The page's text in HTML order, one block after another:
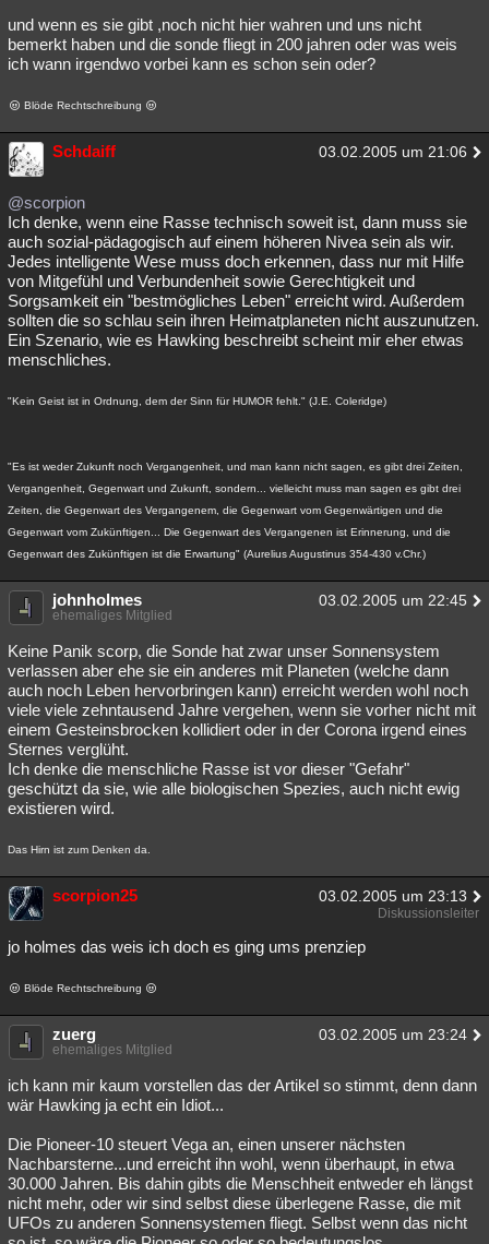
und wenn es sie gibt ,noch nicht hier wahren und uns nicht
bemerkt haben und die sonde fliegt in 200 jahren oder was weis
ich wann irgendwo vorbei kann es schon sein oder?
Blöde Rechtschreibung
Schdaiff 03.02.2005 um 21:06
@scorpion
Ich denke, wenn eine Rasse technisch soweit ist, dann muss sie
auch sozial-pädagogisch auf einem höheren Nivea sein als wir.
Jedes intelligente Wese muss doch erkennen, dass nur mit Hilfe
von Mitgefühl und Verbundenheit sowie Gerechtigkeit und
Sorgsamkeit ein "bestmögliches Leben" erreicht wird. Außerdem
sollten die so schlau sein ihren Heimatplaneten nicht auszunutzen.
Ein Szenario, wie es Hawking beschreibt scheint mir eher etwas
menschliches.
"Kein Geist ist in Ordnung, dem der Sinn für HUMOR fehlt." (J.E. Coleridge)
"Es ist weder Zukunft noch Vergangenheit, und man kann nicht sagen, es gibt drei Zeiten,
Vergangenheit, Gegenwart und Zukunft, sondern... vielleicht muss man sagen es gibt drei
Zeiten, die Gegenwart des Vergangenem, die Gegenwart vom Gegenwärtigen und die
Gegenwart vom Zukünftigen... Die Gegenwart des Vergangenen ist Erinnerung, und die
Gegenwart des Zukünftigen ist die Erwartung" (Aurelius Augustinus 354-430 v.Chr.)
johnholmes 03.02.2005 um 22:45
ehemaliges Mitglied
Keine Panik scorp, die Sonde hat zwar unser Sonnensystem
verlassen aber ehe sie ein anderes mit Planeten (welche dann
auch noch Leben hervorbringen kann) erreicht werden wohl noch
viele viele zehntausend Jahre vergehen, wenn sie vorher nicht mit
einem Gesteinsbrocken kollidiert oder in der Corona irgend eines
Sternes verglüht.
Ich denke die menschliche Rasse ist vor dieser "Gefahr"
geschützt da sie, wie alle biologischen Spezies, auch nicht ewig
existieren wird.
Das Hirn ist zum Denken da.
scorpion25 03.02.2005 um 23:13
Diskussionsleiter
jo holmes das weis ich doch es ging ums prenziep
Blöde Rechtschreibung
zuerg 03.02.2005 um 23:24
ehemaliges Mitglied
ich kann mir kaum vorstellen das der Artikel so stimmt, denn dann
wär Hawking ja echt ein Idiot...
Die Pioneer-10 steuert Vega an, einen unserer nächsten
Nachbarsterne...und erreicht ihn wohl, wenn überhaupt, in etwa
30.000 Jahren. Bis dahin gibts die Menschheit entweder eh längst
nicht mehr, oder wir sind selbst diese überlegene Rasse, die mit
UFOs zu anderen Sonnensystemen fliegt. Selbst wenn das nicht